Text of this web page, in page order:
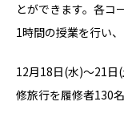
とができます。各コ
1時間の授業を行い
12月18日(水)〜21日
修旅行を履修者130